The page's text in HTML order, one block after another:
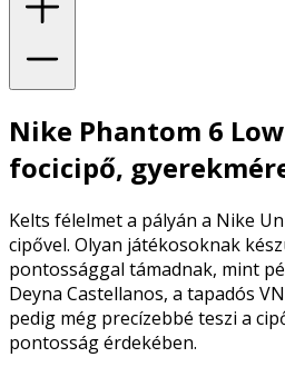
Nike Phantom 6
focicipő,
Kelts félelmet a pályán a Nike
cipővel. Olyan játékosoknak
pontossággal támadnak, mint
Deyna Castellanos, a tapadós
pedig még precízebbé teszi a
pontosság érdekében.